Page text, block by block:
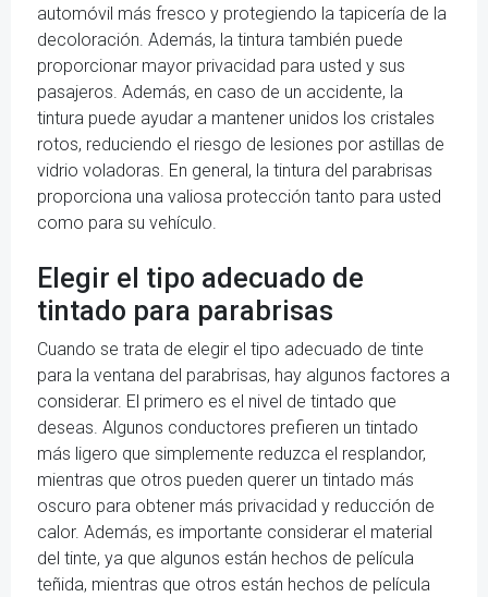
automóvil más fresco y protegiendo la tapicería de la
decoloración. Además, la tintura también puede
proporcionar mayor privacidad para usted y sus
pasajeros. Además, en caso de un accidente, la
tintura puede ayudar a mantener unidos los cristales
rotos, reduciendo el riesgo de lesiones por astillas de
vidrio voladoras. En general, la tintura del parabrisas
proporciona una valiosa protección tanto para usted
como para su vehículo.
Elegir el tipo adecuado de
tintado para parabrisas
Cuando se trata de elegir el tipo adecuado de tinte
para la ventana del parabrisas, hay algunos factores a
considerar. El primero es el nivel de tintado que
deseas. Algunos conductores prefieren un tintado
más ligero que simplemente reduzca el resplandor,
mientras que otros pueden querer un tintado más
oscuro para obtener más privacidad y reducción de
calor. Además, es importante considerar el material
del tinte, ya que algunos están hechos de película
teñida, mientras que otros están hechos de película